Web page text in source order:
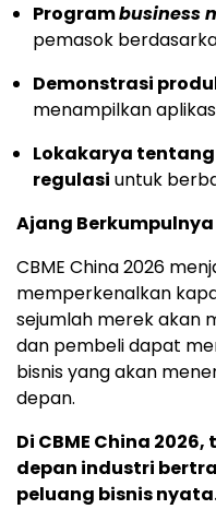
Programbusiness
pemasok
Demonstrasi
menampilkan
Lokakarya
regulasi untuk
Ajang
CBME China 2026
memperkenalkan
sejumlah merek akan
dan pembeli dapat
bisnis yang akan
depan.
Di CBME China
depan industri
peluang bisnis